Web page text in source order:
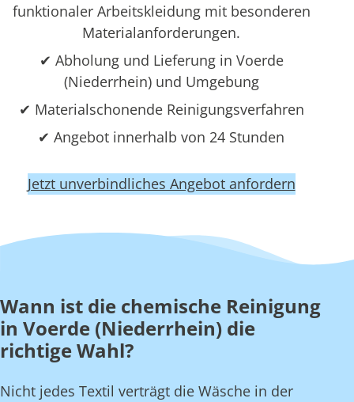
funktionaler Arbeitskleidung mit besonderen
Materialanforderungen.
✔ Abholung und Lieferung in Voerde
(Niederrhein) und Umgebung
✔ Materialschonende Reinigungsverfahren
✔ Angebot innerhalb von 24 Stunden
Jetzt unverbindliches Angebot anfordern
Wann ist die chemische Reinigung
in Voerde (Niederrhein) die
richtige Wahl?
Nicht jedes Textil verträgt die Wäsche in der